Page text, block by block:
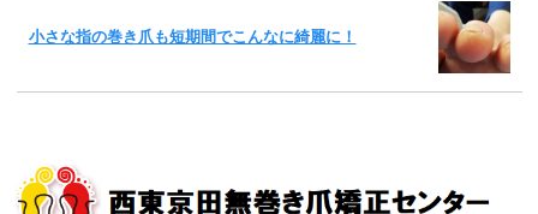
小さな指の巻き爪も短期間でこんなに綺麗に！